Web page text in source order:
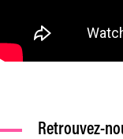
Retrouvez-